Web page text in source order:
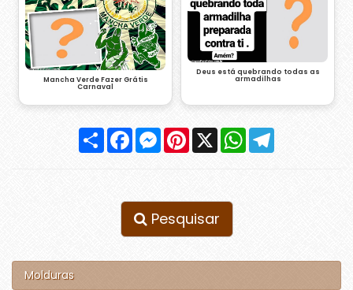
Mancha Verde Fazer Grátis
Carnaval
Deus está quebrando todas as
armadilhas
Compartilhar
FacebookMessenger
Pinterest
X WhatsApp
Pesquisar
Molduras